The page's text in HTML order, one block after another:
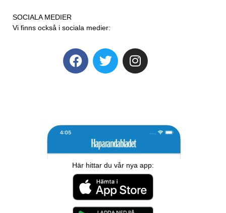
SOCIALA MEDIER
Vi finns också i sociala medier:
Här hittar du vår nya app: